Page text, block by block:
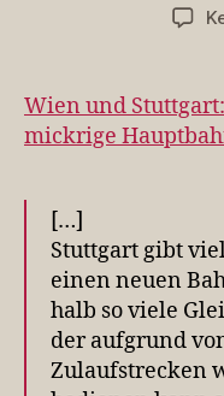
Wien und
mickrige
[…]
Stuttgart gibt
einen neuen
halb so viele
der aufgrund
Zulaufstrecken